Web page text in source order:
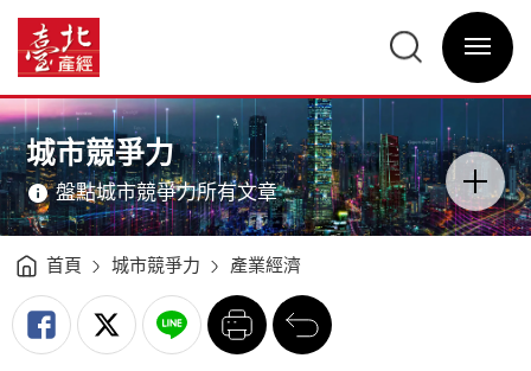
再
攀
升
破
3,300
億
美
元
臺
北
臺
經
訊
網
網
站
主
單
選
單
關
主
意
境
城市競爭力
盤點城市競爭力所有文章
分
類
開
關
首頁 城市競爭力 產業經濟
列
印
回
前
一
頁